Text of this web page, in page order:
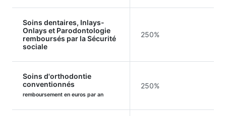
Soins dentaires, Inlays-
Onlays et Parodontologie
remboursés par la Sécurité
sociale
250%
Soins d'orthodontie
conventionnés
remboursement en euros par an
250%